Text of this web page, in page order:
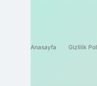
Anasayfa Gizlilik